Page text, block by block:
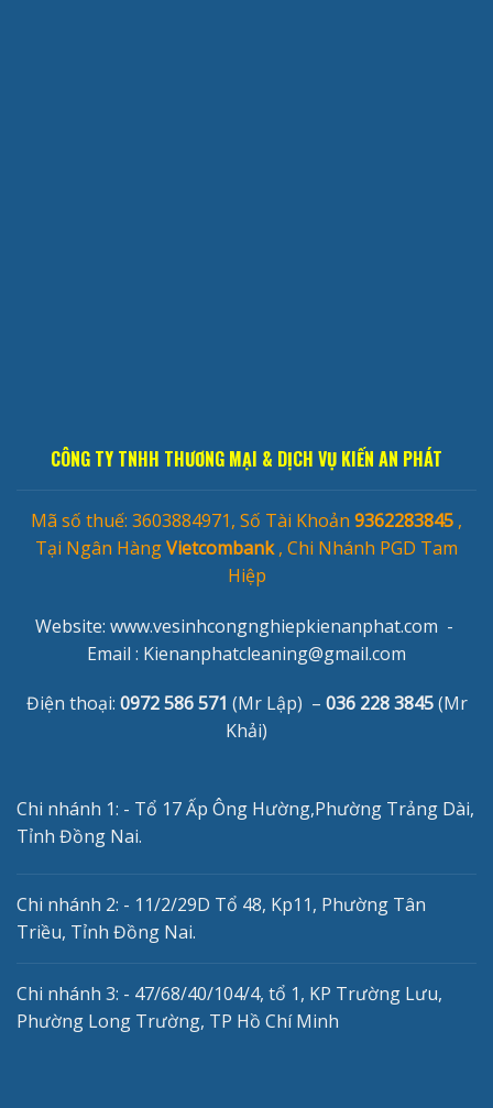
CÔNG TY TNHH THƯƠNG MẠI & DỊCH VỤ KIẾN AN PHÁT
Mã số thuế: 3603884971, Số Tài Khoản 9362283845 ,
Tại Ngân HàngVietcombank, Chi Nhánh PGD Tam
Hiệp
Website: www.vesinhcongnghiepkienanphat.com -
Email : Kienanphatcleaning@gmail.com
Điện thoại: 0972 586 571 (Mr Lập) – 036 228 3845(Mr
Khải)
Chi nhánh 1: - Tổ 17 Ấp Ông Hường,Phường Trảng Dài,
Tỉnh Đồng Nai.
Chi nhánh 2: - 11/2/29D Tổ 48, Kp11, Phường Tân
Triều, Tỉnh Đồng Nai.
Chi nhánh 3: - 47/68/40/104/4, tổ 1, KP Trường Lưu,
Phường Long Trường, TP Hồ Chí Minh